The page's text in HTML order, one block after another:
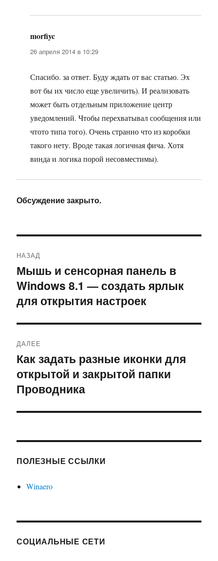
morfiyc
26 апреля 2014 в 10:29
Спасибо. за ответ. Буду ждать от вас статью. Эх
вот бы их число еще увеличить). И реализовать
может быть отдельным приложение центр
уведомлений. Чтобы перехватывал сообщения или
чтото типа того). Очень странно что из коробки
такого нету. Вроде такая логичная фича. Хотя
винда и логика порой несовместимы).
Обсуждение закрыто.
по
записям
НАЗАД
Предыдущая
запись:
Мышь и сенсорная панель в
Windows 8.1 — создать ярлык
для открытия настроек
ДАЛЕЕ
Следующая
запись:
Как задать разные иконки для
открытой и закрытой папки
Проводника
ПОЛЕЗНЫЕ ССЫЛКИ
Winaero
СОЦИАЛЬНЫЕ СЕТИ